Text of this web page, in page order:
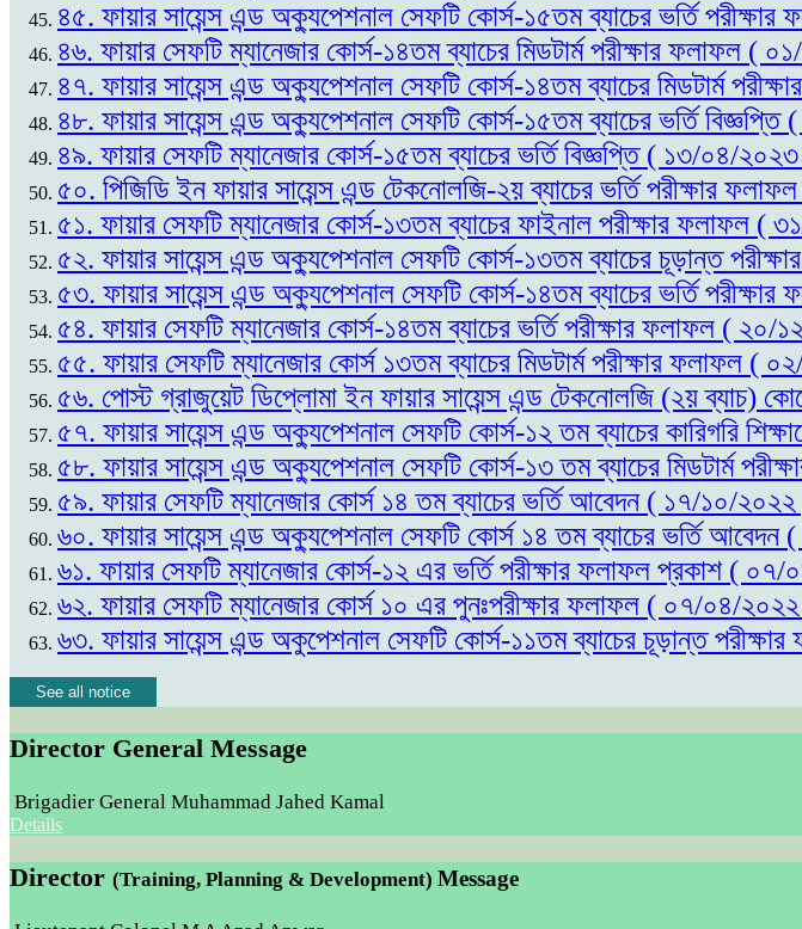
৪৫. ফায়ার সায়েন্স এন্ড অক্যুপেশনাল সেফটি কোর্স-১৫তম ব্যাচের ভর্তি
৪৬. ফায়ার সেফটি ম্যানেজার কোর্স-১৪তম ব্যাচের মিডটার্ম পরীক্ষার ফলাফল (
৪৭. ফায়ার সায়েন্স এন্ড অক্যুপেশনাল সেফটি কোর্স-১৪তম ব্যাচের মিডটার্ম
৪৮. ফায়ার সায়েন্স এন্ড অক্যুপেশনাল সেফটি কোর্স-১৫তম ব্যাচের ভর্তি
৪৯. ফায়ার সেফটি ম্যানেজার কোর্স-১৫তম ব্যাচের ভর্তি বিজ্ঞপ্তি ( ১৩/০৪/
৫০. পিজিডি ইন ফায়ার সায়েন্স এন্ড টেকনোলজি-২য় ব্যাচের ভর্তি পরীক্ষার
৫১. ফায়ার সেফটি ম্যানেজার কোর্স-১৩তম ব্যাচের ফাইনাল পরীক্ষার ফলাফল (
৫২. ফায়ার সায়েন্স এন্ড অক্যুপেশনাল সেফটি কোর্স-১৩তম ব্যাচের চূড়ান্ত
৫৩. ফায়ার সায়েন্স এন্ড অক্যুপেশনাল সেফটি কোর্স-১৪তম ব্যাচের ভর্তি
৫৪. ফায়ার সেফটি ম্যানেজার কোর্স-১৪তম ব্যাচের ভর্তি পরীক্ষার ফলাফল ( ২০/
৫৫. ফায়ার সেফটি ম্যানেজার কোর্স ১৩তম ব্যাচের মিডটার্ম পরীক্ষার ফলাফল (
৫৬. পোস্ট গ্রাজুয়েট ডিপ্লোমা ইন ফায়ার সায়েন্স এন্ড টেকনোলজি (২য় ব্যাচ)
৫৭. ফায়ার সায়েন্স এন্ড অক্যুপেশনাল সেফটি কোর্স-১২ তম ব্যাচের কারিগরি
৫৮. ফায়ার সায়েন্স এন্ড অক্যুপেশনাল সেফটি কোর্স-১৩ তম ব্যাচের মিডটার্ম
৫৯. ফায়ার সেফটি ম্যানেজার কোর্স ১৪ তম ব্যাচের ভর্তি আবেদন ( ১৭/১০/
৬০. ফায়ার সায়েন্স এন্ড অক্যুপেশনাল সেফটি কোর্স ১৪ তম ব্যাচের ভর্তি
৬১. ফায়ার সেফটি ম্যানেজার কোর্স-১২ এর ভর্তি পরীক্ষার ফলাফল প্রকাশ (
৬২. ফায়ার সেফটি ম্যানেজার কোর্স ১০ এর পুনঃপরীক্ষার ফলাফল ( ০৭/০৪/
৬৩. ফায়ার সায়েন্স এন্ড অকুপেশনাল সেফটি কোর্স-১১তম ব্যাচের চূড়ান্ত
See all notice
Director General Message
Brigadier General Muhammad Jahed Kamal
Details
Director (Training, Planning & Development) Message